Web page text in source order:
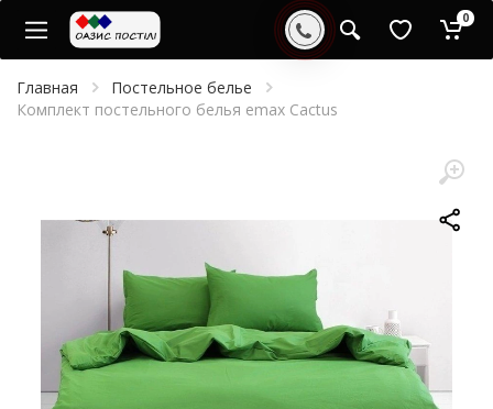
0
Главная
Постельное белье
Комплект постельного белья emax Cactus